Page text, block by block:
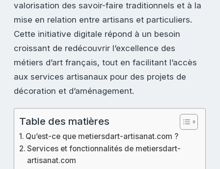
valorisation des savoir-faire traditionnels et à la
mise en relation entre artisans et particuliers.
Cette initiative digitale répond à un besoin
croissant de redécouvrir l’excellence des
métiers d’art français, tout en facilitant l’accès
aux services artisanaux pour des projets de
décoration et d’aménagement.
Table des matières
Qu’est-ce que metiersdart-artisanat.com ?
Services et fonctionnalités de metiersdart-
artisanat.com